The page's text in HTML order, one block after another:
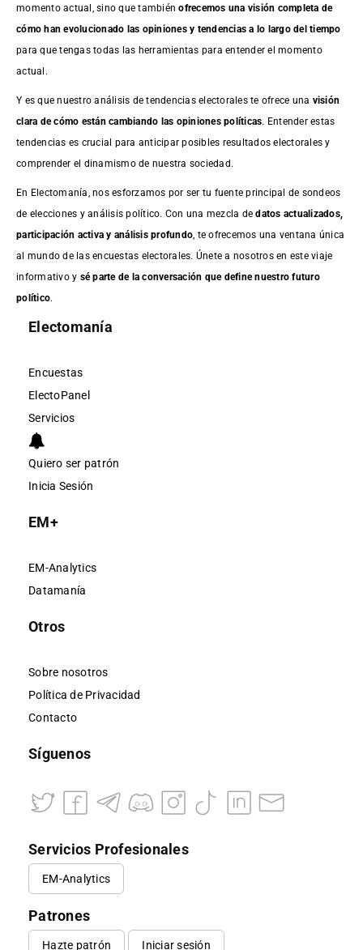
momento actual, sino que tambiénofrecemos una visión completa de
cómo han evolucionado las opiniones y tendencias a lo largo del tiempo
para que tengas todas las herramientas para entender el momento
actual.
Y es que nuestro análisis de tendencias electorales te ofrece una visión
clara de cómo están cambiando las opiniones políticas. Entender estas
tendencias es crucial para anticipar posibles resultados electorales y
comprender el dinamismo de nuestra sociedad.
En Electomanía, nos esforzamos por ser tu fuente principal de sondeos
de elecciones y análisis político. Con una mezcla dedatos actualizados,
participación activa y análisis profundo , te ofrecemos una ventana única
al mundo de las encuestas electorales. Únete a nosotros en este viaje
informativo y sé parte de la conversación que define nuestro futuro
político.
Electomanía
Encuestas
ElectoPanel
Servicios
Quiero ser patrón
Inicia Sesión
EM+
EM-Analytics
Datamanía
Otros
Sobre nosotros
Política de Privacidad
Contacto
Síguenos
Servicios Profesionales
EM-Analytics
Patrones
Hazte patrón Iniciar sesión